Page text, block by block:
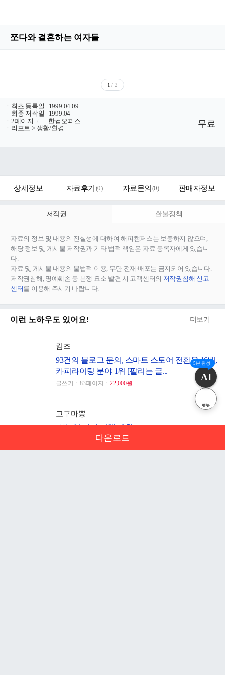
쪼다와 결혼하는 여자들
1 / 2
ㆍ 최초 등록일
1999.04.09
ㆍ 최종 저작일
1999.04
ㆍ 2페이지 /
한컴오피스
ㆍ 리포트 > 생활/환경 무료
상세정보 자료후기 (0) 자료문의 (0) 판매자정보
저작권 환불정책
자료의 정보 및 내용의 진실성에 대하여 해피캠퍼스는 보증하지 않으며,
해당 정보 및 게시물 저작권과 기타 법적 책임은 자료 등록자에게 있습니
다.
자료 및 게시물 내용의 불법적 이용, 무단 전재∙배포는 금지되어 있습니다.
저작권침해, 명예훼손 등 분쟁 요소 발견 시 고객센터의 저작권침해 신고
센터를 이용해 주시기 바랍니다.
이런 노하우도 있어요! 더보기
킴즈
93건의 블로그 문의, 스마트 스토어 전환율 16배,
카피라이팅 분야 1위 [팔리는 글...
글쓰기ㆍ83페이지ㆍ 22,000원
고구마뿡
4박 5일 런던 여행 계획
기타ㆍ4페이지ㆍ3,000원
다운로드
5분 완성!
AI
챗봇